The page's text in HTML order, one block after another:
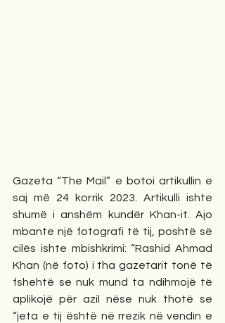
Gazeta “The Mail” e botoi artikullin e
saj më 24 korrik 2023. Artikulli ishte
shumë i anshëm kundër Khan-it. Ajo
mbante një fotografi të tij, poshtë së
cilës ishte mbishkrimi: “Rashid Ahmad
Khan (në foto) i tha gazetarit tonë të
fshehtë se nuk mund ta ndihmojë të
aplikojë për azil nëse nuk thotë se
“jeta e tij është në rrezik në vendin e